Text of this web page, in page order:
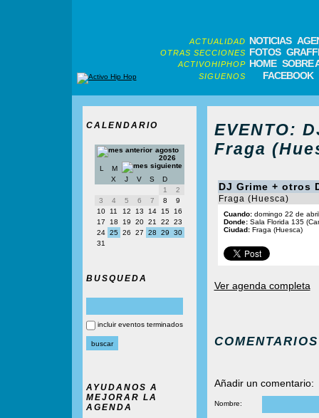
ACTUALIDAD NOTICIAS
OTRAS SECCIONES FOTOS
ACTIVOHIPHOP HOME SOBRE
SIGUENOS FACEBOOK
CALENDARIO
agosto
2026
L
M
X
J V S
D
1
2
3
4 5 6 7 8
9
10
11 12 13 14 15
16
17
18 19 20 21 22
23
24 25 26 27 28 29
30
31
BUSQUEDA
incluir eventos terminados
AYUDANOS A
MEJORAR LA
AGENDA
EVENTO:
Fraga
DJ Grime + otros
Fraga (Huesca)
Cuando:domingo 22 de
Donde:Sala Florida 135
Ciudad:Fraga (Huesca)
Ver agenda completa
COMENTARIOS
Añadir un comentario:
Nombre: